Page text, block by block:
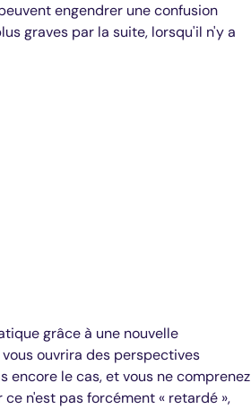
engendrer une confusion
graves par la suite, lorsqu'il n'y a
grâce à une nouvelle
ouvrira des perspectives
encore le cas, et vous ne comprenez
n'est pas forcément « retardé »,